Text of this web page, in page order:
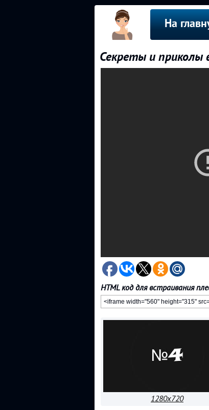
На
Секреты и приколы
HTML код для встраивания
1280x720